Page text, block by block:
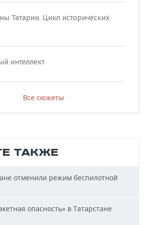
Татарии. Цикл исторических
интеллект
Все сюжеты
ТАКЖЕ
отменили режим беспилотной
опасность» в Татарстане